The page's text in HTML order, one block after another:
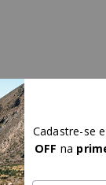
Cadastre-se
OFF na